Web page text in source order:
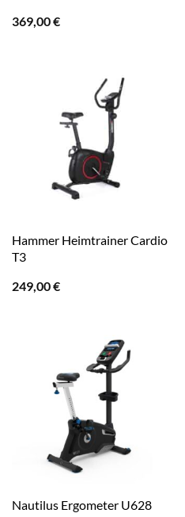
369,00€
Hammer Heimtrainer Cardio
T3
249,00€
Nautilus Ergometer U628